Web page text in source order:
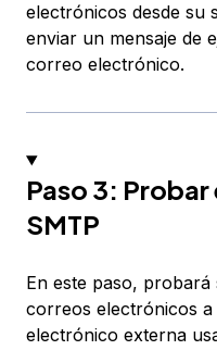
electrónicos desde su
enviar un mensaje de
correo electrónico.
Paso 3:
SMTP
En este paso,
correos electrónicos
electrónico externa